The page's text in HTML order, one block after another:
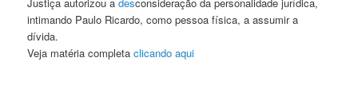
intimando Paulo Ricardo, como pessoa física, a assumir a
dívida.
Veja matéria completaclicando aqui